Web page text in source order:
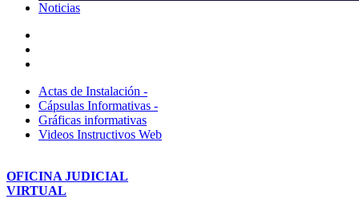
Noticias
Actas de Instalación -
Cápsulas Informativas -
Gráficas informativas
Videos Instructivos Web
OFICINA JUDICIAL
VIRTUAL